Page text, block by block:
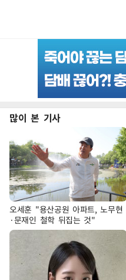
많이 본 기사
오세훈 "용산공원 아파트, 노무현
·문재인 철학 뒤집는 것"